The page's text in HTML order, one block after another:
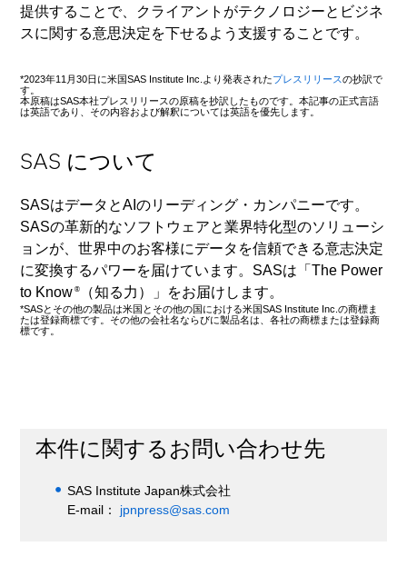
提供することで、クライアントがテクノロジーとビジネ
スに関する意思決定を下せるよう支援することです。
*2023年11月30日に米国SAS Institute Inc.より発表されたプレスリリースの抄訳で
す。
本原稿はSAS本社プレスリリースの原稿を抄訳したものです。本記事の正式言語
は英語であり、その内容および解釈については英語を優先します。
SAS について
SASはデータとAIのリーディング・カンパニーです。
SASの革新的なソフトウェアと業界特化型のソリューシ
ョンが、世界中のお客様にデータを信頼できる意志決定
に変換するパワーを届けています。SASは「The Power
to Know ®（知る力）」をお届けします。
*SASとその他の製品は米国とその他の国における米国SAS Institute Inc.の商標ま
たは登録商標です。その他の会社名ならびに製品名は、各社の商標または登録商
標です。
本件に関するお問い合わせ先
SAS Institute Japan株式会社
E-mail： jpnpress@sas.com